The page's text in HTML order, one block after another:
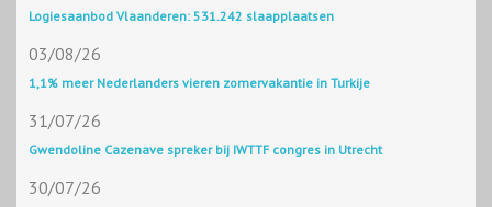
Logiesaanbod Vlaanderen: 531.242 slaapplaatsen
03/08/26
1,1% meer Nederlanders vieren zomervakantie in Turkije
31/07/26
Gwendoline Cazenave spreker bij IWTTF congres in Utrecht
30/07/26